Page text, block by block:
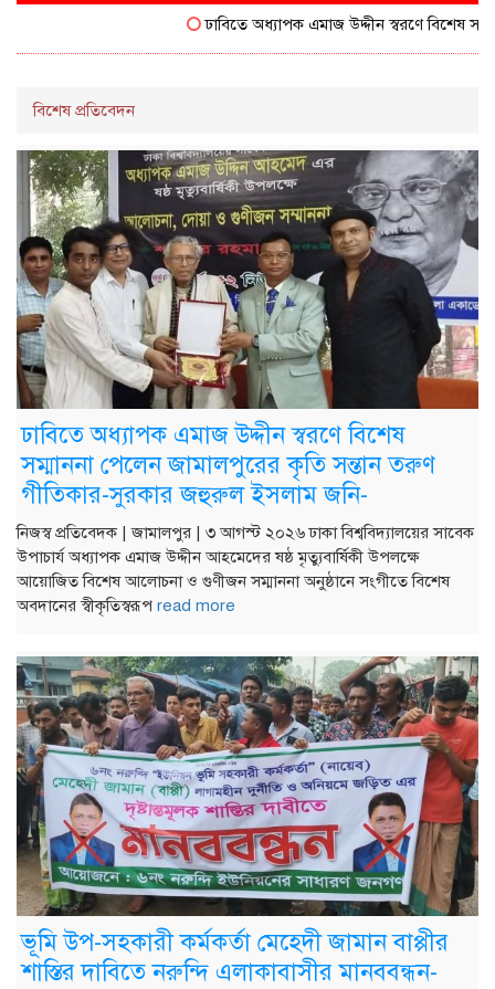
ঢাবিতে অধ্যাপক এমাজ উদ্দীন স্বরণে বিশেষ
বিশেষ প্রতিবেদন
ঢাবিতে অধ্যাপক এমাজ উদ্দীন স্বরণে বিশেষ
সম্মাননা পেলেন জামালপুরের কৃতি সন্তান তরুণ
গীতিকার-সুরকার জহুরুল ইসলাম জনি-
নিজস্ব প্রতিবেদক | জামালপুর | ৩ আগস্ট ২০২৬ ঢাকা বিশ্ববিদ্যালয়ের সাবেক
উপাচার্য অধ্যাপক এমাজ উদ্দীন আহমেদের ষষ্ঠ মৃত্যুবার্ষিকী উপলক্ষে
আয়োজিত বিশেষ আলোচনা ও গুণীজন সম্মাননা অনুষ্ঠানে সংগীতে বিশেষ
অবদানের স্বীকৃতিস্বরূপ read more
ভূমি উপ-সহকারী কর্মকর্তা মেহেদী জামান বাপ্পীর
শাস্তির দাবিতে নরুন্দি এলাকাবাসীর মানববন্ধন-